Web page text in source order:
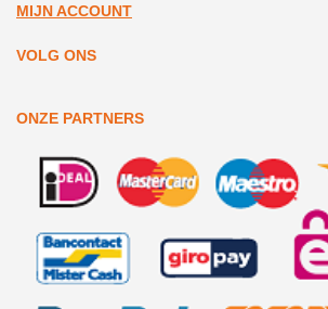
MIJN ACCOUNT
VOLG ONS
ONZE PARTNERS